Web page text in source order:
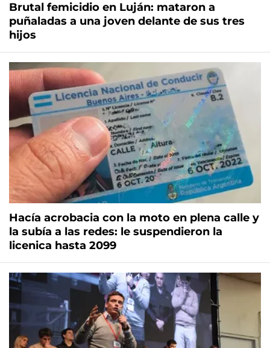
Brutal femicidio en Luján: mataron a
puñaladas a una joven delante de sus tres
hijos
Hacía acrobacia con la moto en plena calle y
la subía a las redes: le suspendieron la
licenica hasta 2099